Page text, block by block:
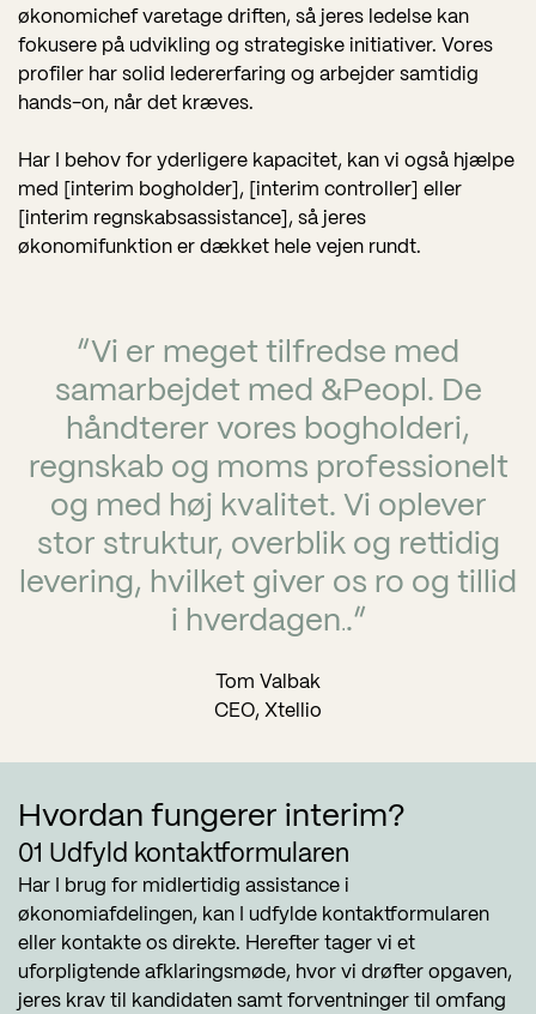
økonomichef varetage driften, så jeres ledelse kan
fokusere på udvikling og strategiske initiativer. Vores
profiler har solid ledererfaring og arbejder samtidig
hands-on, når det kræves.
Har I behov for yderligere kapacitet, kan vi også hjælpe
med [interim bogholder], [interim controller] eller
[interim regnskabsassistance], så jeres
økonomifunktion er dækket hele vejen rundt.
“Vi er meget tilfredse med
samarbejdet med &Peopl. De
håndterer vores bogholderi,
regnskab og moms professionelt
og med høj kvalitet. Vi oplever
stor struktur, overblik og rettidig
levering, hvilket giver os ro og tillid
i hverdagen..”
Tom Valbak
CEO, Xtellio
Hvordan fungerer interim?
01 Udfyld kontaktformularen
Har I brug for midlertidig assistance i
økonomiafdelingen, kan I udfylde kontaktformularen
eller kontakte os direkte. Herefter tager vi et
uforpligtende afklaringsmøde, hvor vi drøfter opgaven,
jeres krav til kandidaten samt forventninger til omfang